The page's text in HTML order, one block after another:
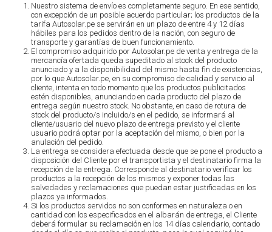
Nuestro sistema de envío es completamente seguro. En ese sentido,
con excepción de un posible acuerdo particular; los productos de la
tarifa Autosolar.pe se servirán en un plazo de entre 4 y 12 días
hábiles para los pedidos dentro de la nación, con seguro de
transporte y garantías de buen funcionamiento.
El compromiso adquirido por Autosolar.pe de venta y entrega de la
mercancía ofertada queda supeditado al stock del producto
anunciado y a la disponibilidad del mismo hasta fin de existencias,
por lo que Autosolar.pe, en su compromiso de calidad y servicio al
cliente, intenta en todo momento que los productos publicitados
estén disponibles, anunciando en cada producto del plazo de
entrega según nuestro stock. No obstante, en caso de rotura de
stock del producto/s incluido/s en el pedido, se informará al
cliente/usuario del nuevo plazo de entrega previsto y el cliente
usuario podrá optar por la aceptación del mismo, o bien por la
anulación del pedido.
La entrega se considera efectuada desde que se pone el producto a
disposición del Cliente por el transportista y el destinatario firma la
recepción de la entrega. Corresponde al destinatario verificar los
productos a la recepción de los mismos y exponer todas las
salvedades y reclamaciones que puedan estar justificadas en los
plazos ya informados.
Si los productos servidos no son conformes en naturaleza o en
cantidad con los especificados en el albarán de entrega, el Cliente
deberá formular su reclamación en los 14 días calendario, contado